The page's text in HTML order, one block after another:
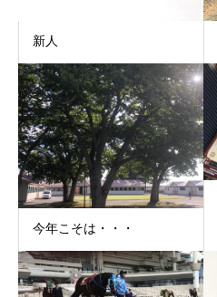
新人
今年こそは・・・